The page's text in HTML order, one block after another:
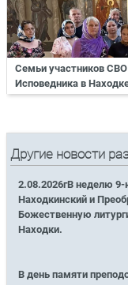
Семьи участников
Исповедника в
Другие новости
2.08.2026гВ неделю
Находкинский и
Божественную
Находки.
В день памяти